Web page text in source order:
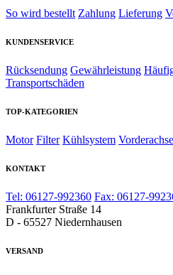
So wird bestellt Zahlung Lieferung
KUNDENSERVICE
Rücksendung Gewährleistung
Transportschäden
TOP-KATEGORIEN
Motor Filter Kühlsystem Vorderachse
KONTAKT
Tel: 06127-992360 Fax: 06127-
Frankfurter Straße 14
D - 65527 Niedernhausen
VERSAND